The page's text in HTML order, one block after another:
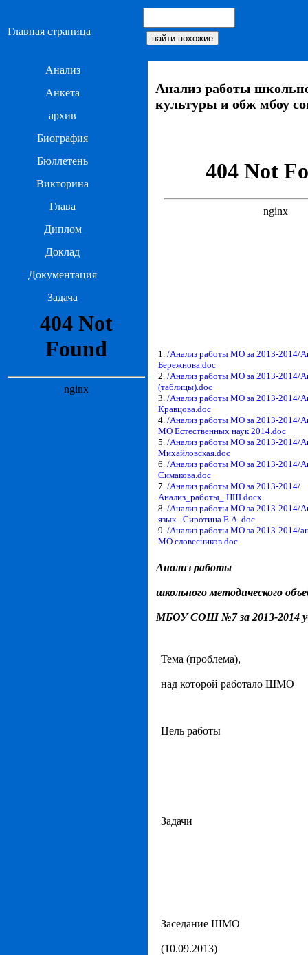
Главная страница
Анализ
Анкета
архив
Биография
Бюллетень
Викторина
Глава
Диплом
Доклад
Документация
Задача
Анализ работы
культуры и обж мбоу
1. /Анализ работы МО за 2013-2014/
Бережнова.doc
2. /Анализ работы МО за 2013-2014/
(таблицы).doc
3. /Анализ работы МО за 2013-2014/
Кравцова.doc
4. /Анализ работы МО за 2013-2014/
МО Естественных наук 2014.doc
5. /Анализ работы МО за 2013-2014/
Михайловская.doc
6. /Анализ работы МО за 2013-2014/
Симакова.doc
7. /Анализ работы МО за 2013-2014/
Анализ_работы_ НШ.docx
8. /Анализ работы МО за 2013-2014/
язык - Сиротина Е.А..doc
9. /Анализ работы МО за 2013-2014/
МО словесников.doc
Анализ работы
школьного методического
МБОУ СОШ №7 за 2013-2014
Тема (проблема),
над которой работало ШМО
Цель работы
Задачи
Заседание ШМО
(10.09.2013)